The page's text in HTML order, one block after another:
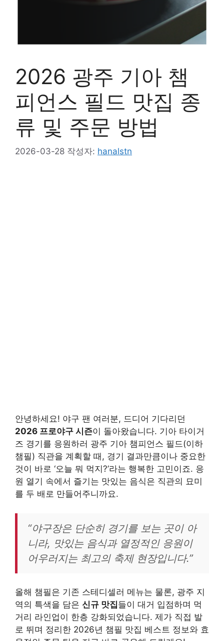
2026 광주 기아 챔
피언스 필드 맛집 종
류 및 주문 방법
2026-03-28 작성자: hanalstn
안녕하세요! 야구 팬 여러분, 드디어 기다리던
2026 프로야구 시즌이 돌아왔습니다. 기아 타이거
즈 경기를 응원하러 광주 기아 챔피언스 필드(이하
챔필) 직관을 계획할 때, 경기 결과만큼이나 중요한
것이 바로 ‘오늘 뭐 먹지?’라는 행복한 고민이죠. 응
원 열기 속에서 즐기는 맛있는 음식은 직관의 묘미
를 두 배로 만들어주니까요.
“야구장은 단순히 경기를 보는 곳이 아
니라, 맛있는 음식과 열정적인 응원이
어우러지는 최고의 축제 현장입니다.”
올해 챔필은 기존 스테디셀러 메뉴는 물론, 광주 지
역의 특색을 담은 신규 맛집들이 대거 입점하며 먹
거리 라인업이 한층 강화되었습니다. 제가 직접 발
로 뛰며 정리한 2026년 챔필 맛집 베스트 정보와 효